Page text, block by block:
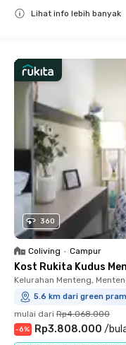
Lihat info lebih banyak
360
Coliving • Campur
Kost Rukita Kudus
Kelurahan Menteng,
5.6 km dari green
mulai dari Rp4.068.000
-6% Rp3.808.000 /